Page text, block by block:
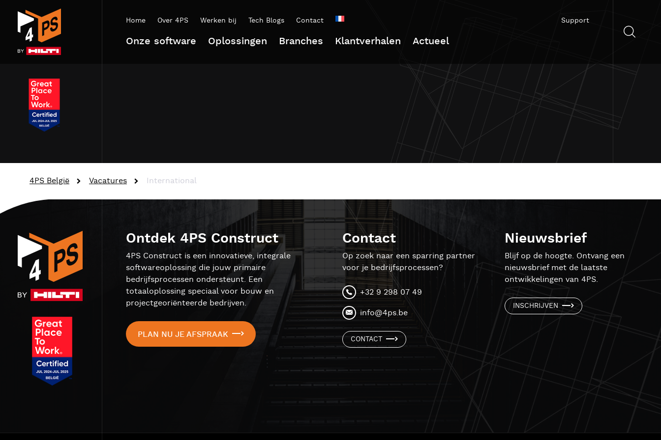
Home Over 4PS Werken bij Tech Blogs Contact
Onze software Oplossingen Branches Klantverhalen Actueel
Support
4PS België Vacatures International
Ontdek 4PS Construct
4PS Construct is een innovatieve, integrale
softwareoplossing die jouw primaire
bedrijfsprocessen ondersteunt. Een
totaaloplossing speciaal voor bouw en
projectgeoriënteerde bedrijven.
PLAN NU JE AFSPRAAK
Contact
Op zoek naar een sparring partner
voor je bedrijfsprocessen?
+32 9 298 07 49
info@4ps.be
CONTACT
Nieuwsbrief
Blijf op de hoogte. Ontvang een
nieuwsbrief met de laatste
ontwikkelingen van 4PS.
INSCHRIJVEN